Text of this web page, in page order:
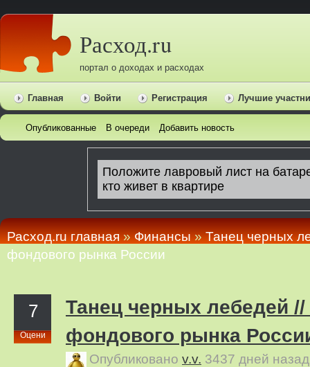
Расход.ru
портал о доходах и расходах
Главная Войти Регистрация Лучшие
Опубликованные В очереди Добавить новость
Расход.ru главная»Финансы»Танец черных
фондового рынка России
7
Оцени
Танец черных лебедей //
фондового рынка
Опубликовано v.v. 3437 дней назад